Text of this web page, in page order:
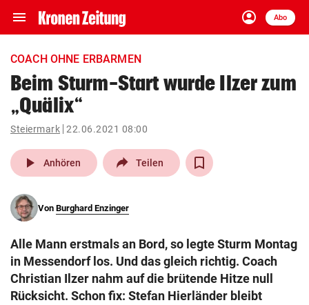
menu Navigation
ein-/ausklappen
account_circle
Anmelden
Abo
close Schließen
account_circle Anmelden
pin_drop
Wien arrow_right
search
eingeben
COACH OHNE ERBARMEN
Beim Sturm-Start wurde Ilzer zum
„Quälix“
Steiermark 22.06.2021 08:00
play_arrow Anhören Teilen
Von Burghard Enzinger
Alle Mann erstmals an Bord, so legte Sturm Montag
in Messendorf los. Und das gleich richtig. Coach
Christian Ilzer nahm auf die brütende Hitze null
Rücksicht. Schon fix: Stefan Hierländer bleibt